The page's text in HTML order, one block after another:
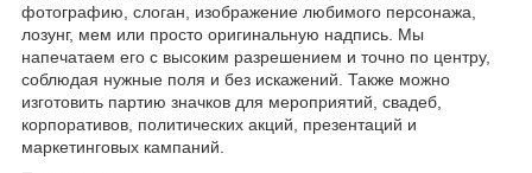
фотографию, слоган, изображение любимого персонажа,
лозунг, мем или просто оригинальную надпись. Мы
напечатаем его с высоким разрешением и точно по центру,
соблюдая нужные поля и без искажений. Также можно
изготовить партию значков для мероприятий, свадеб,
корпоративов, политических акций, презентаций и
маркетинговых кампаний.